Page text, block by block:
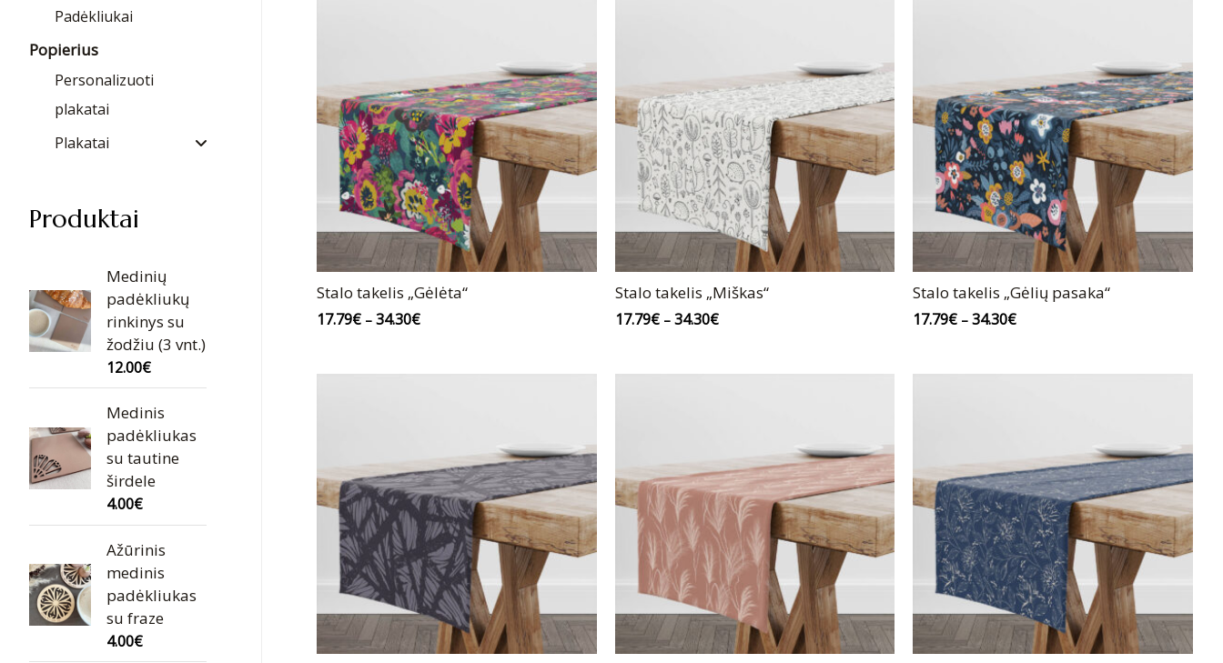
Padėkliukai
Popierius
Personalizuoti
plakatai
Plakatai
Produktai
Medinių
padėkliukų
rinkinys su
žodžiu (3 vnt.)
12.00€
Medinis
padėkliukas
su tautine
širdele
4.00€
Ažūrinis
medinis
padėkliukas
su fraze
4.00€
Stalo takelis „Gėlėta“
17.79€ – 34.30€
Stalo takelis „Miškas“
17.79€– 34.30€
Stalo takelis „Gėlių pasaka“
17.79€ –34.30€